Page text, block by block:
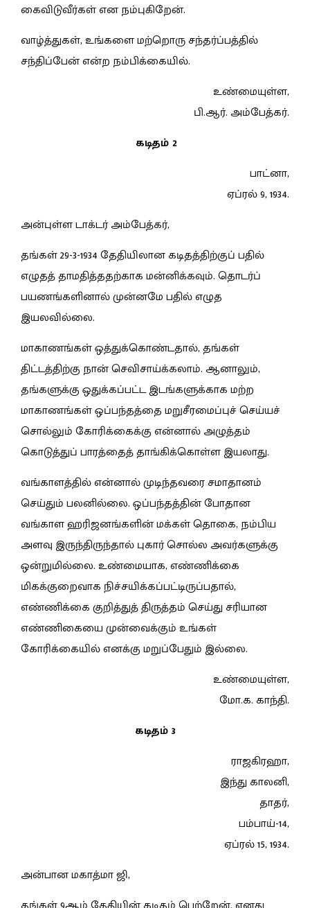
கைவிடுவீர்கள் என நம்புகிறேன்.
வாழ்த்துகள், உங்களை மற்றொரு சந்தர்ப்பத்தில்
சந்திப்பேன் என்ற நம்பிக்கையில்.
உண்மையுள்ள,
பி.ஆர். அம்பேத்கர்.
கடிதம் 2
பாட்னா,
ஏப்ரல் 9, 1934.
அன்புள்ள டாக்டர் அம்பேத்கர்,
தங்கள் 29-3-1934 தேதியிலான கடிதத்திற்குப் பதில்
எழுதத் தாமதித்ததற்காக மன்னிக்கவும். தொடர்ப்
பயணங்களினால் முன்னமே பதில் எழுத
இயலவில்லை.
மாகாணங்கள் ஒத்துக்கொண்டதால், தங்கள்
திட்டத்திற்கு நான் செவிசாய்க்கலாம். ஆனாலும்,
தங்களுக்கு ஒதுக்கப்பட்ட இடங்களுக்காக மற்ற
மாகாணங்கள் ஒப்பந்தத்தை மறுசீரமைப்புச் செய்யச்
சொல்லும் கோரிக்கைக்கு என்னால் அழுத்தம்
கொடுத்துப் பாரத்தைத் தாங்கிக்கொள்ள இயலாது.
வங்காளத்தில் என்னால் முடிந்தவரை சமாதானம்
செய்தும் பலனில்லை. ஒப்பந்தத்தின் போதான
வங்காள ஹரிஜனங்களின் மக்கள் தொகை, நம்பிய
அளவு இருந்திருந்தால் புகார் சொல்ல அவர்களுக்கு
ஒன்றுமில்லை. உண்மையாக, எண்ணிக்கை
மிகக்குறைவாக நிச்சயிக்கப்பட்டிருப்பதால்,
எண்ணிக்கை குறித்துத் திருத்தம் செய்து சரியான
எண்ணிகையை முன்வைக்கும் உங்கள்
கோரிக்கையில் எனக்கு மறுப்பேதும் இல்லை.
உண்மையுள்ள,
மோ.க. காந்தி.
கடிதம் 3
ராஜகிரஹா,
இந்து காலனி,
தாதர்,
பம்பாய்-14,
ஏப்ரல் 15, 1934.
அன்பான மகாத்மா ஜி,